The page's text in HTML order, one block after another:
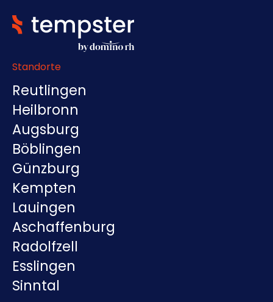
Standorte
Reutlingen
Heilbronn
Augsburg
Böblingen
Günzburg
Kempten
Lauingen
Aschaffenburg
Radolfzell
Esslingen
Sinntal